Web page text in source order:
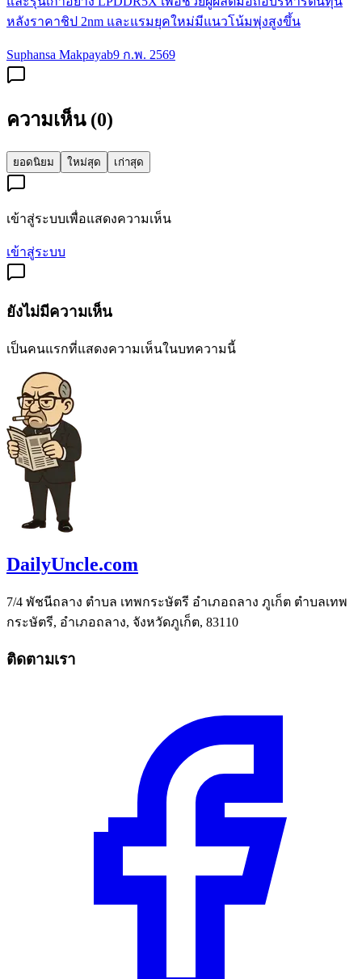
หลังราคาชิป 2nm และแรมยุคใหม่มีแนวโน้มพุ่งสูงขึ้น
Suphansa Makpayab9 ก.พ. 2569
ความเห็น (0)
ยอดนิยม ใหม่สุด เก่าสุด
เข้าสู่ระบบเพื่อแสดงความเห็น
เข้าสู่ระบบ
ยังไม่มีความเห็น
เป็นคนแรกที่แสดงความเห็นในบทความนี้
DailyUncle.com
7/4 พัชนีถลาง ตำบล เทพกระษัตรี อำเภอถลาง ภูเก็ต ตำบลเทพ
กระษัตรี, อำเภอถลาง, จังหวัดภูเก็ต, 83110
ติดตามเรา